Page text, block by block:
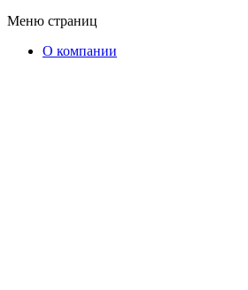
Меню страниц
О компании